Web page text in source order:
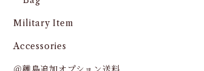
Military Item
Accessories